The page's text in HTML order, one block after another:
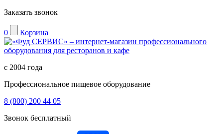
Заказать звонок
0 Корзина
с 2004 года
Профессиональное пищевое оборудование
8 (800) 200 44 05
Звонок бесплатный